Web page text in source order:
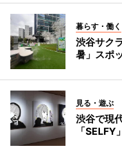
暮らす・働く
渋谷サク
暑」スポ
見る・遊ぶ
渋谷で現
「